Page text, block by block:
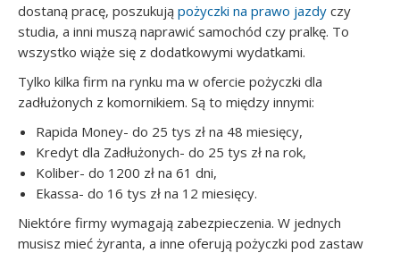
dostaną pracę, poszukują pożyczki na prawo jazdy czy
studia, a inni muszą naprawić samochód czy pralkę. To
wszystko wiąże się z dodatkowymi wydatkami.
Tylko kilka firm na rynku ma w ofercie pożyczki dla
zadłużonych z komornikiem. Są to między innymi:
Rapida Money- do 25 tys zł na 48 miesięcy,
Kredyt dla Zadłużonych- do 25 tys zł na rok,
Koliber- do 1200 zł na 61 dni,
Ekassa- do 16 tys zł na 12 miesięcy.
Niektóre firmy wymagają zabezpieczenia. W jednych
musisz mieć żyranta, a inne oferują pożyczki pod zastaw